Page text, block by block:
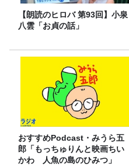
【朗読のヒロバ 第93回】小泉
八雲「お貞の話」
おすすめPodcast・みうら五
郎「もっちゅりんと映画ちい
かわ 人魚の島のひみつ」